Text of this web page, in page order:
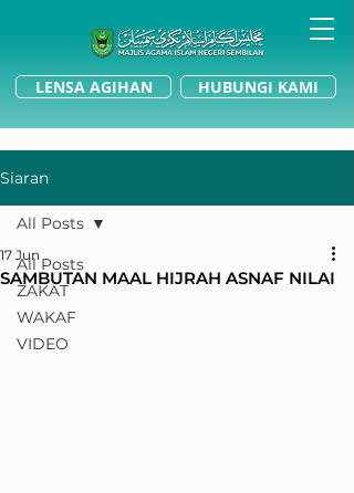
LENSA AGIHAN HUBUNGI KAMI
Siaran
All Posts
ZAKAT
WAKAF
VIDEO
All Posts
SAMBUTAN MAAL HIJRAH ASNAF NILAI
17 Jun